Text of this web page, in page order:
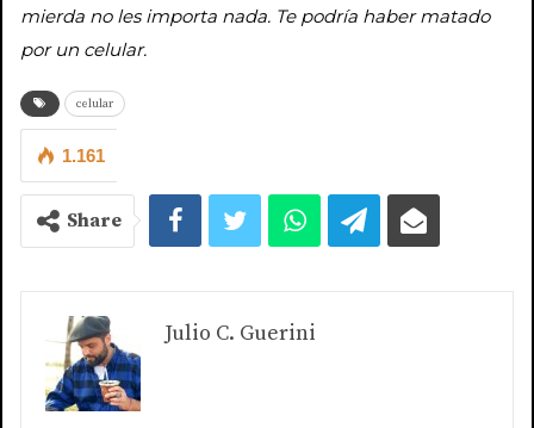
mierda no les importa nada. Te podría haber matado
por un celular.
celular
1.161
Share
Julio C. Guerini